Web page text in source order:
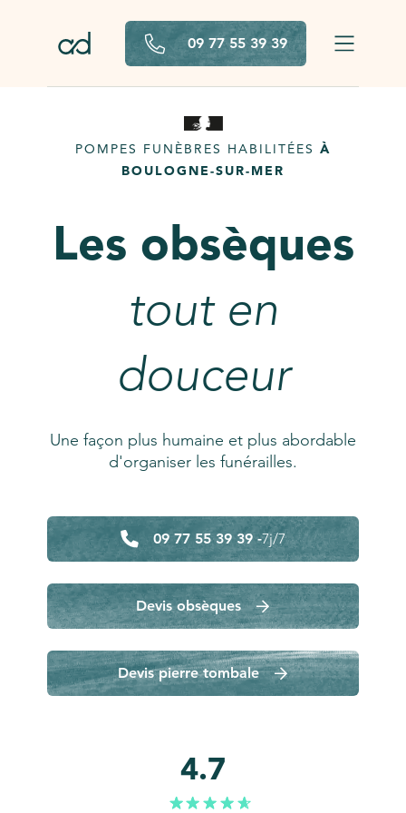
09 77 55 39 39
POMPES FUNÈBRES HABILITÉES À
BOULOGNE-SUR-MER
Les obsèques
tout en
douceur
Une façon plus humaine et plus abordable
d'organiser les funérailles.
09 77 55 39 39 -7j/7
Devis obsèques
Devis pierre tombale
4.7